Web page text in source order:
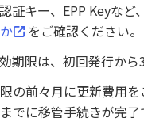
証キー、EPP Keyな
をご確認ください。
期限は、初回発行か
の前々月に更新費用を
でに移管手続きが完